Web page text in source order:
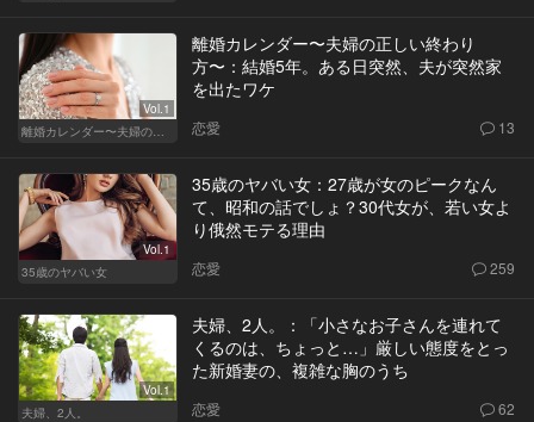
Vol.1
離婚カレンダー〜夫婦の正しい終わり
方〜：結婚5年。ある日突然、夫が突然家
を出たワケ
恋愛 13
Vol.1
35歳のヤバい女
35歳のヤバい女：27歳が女のピークなん
て、昭和の話でしょ？30代女が、若い女よ
り俄然モテる理由
恋愛 259
Vol.1
夫婦、2人。
夫婦、2人。：「小さなお子さんを連れて
くるのは、ちょっと…」厳しい態度をとっ
た新婚妻の、複雑な胸のうち
恋愛 62